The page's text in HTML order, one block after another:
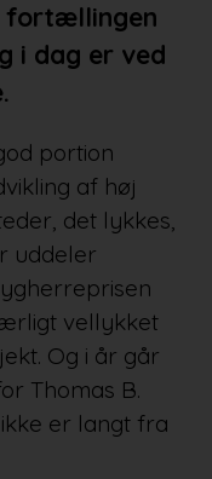
fortællingen
i dag er ved
portion
af høj
det lykkes,
uddeler
vellykket
Og i år går
Thomas B.
er langt fra